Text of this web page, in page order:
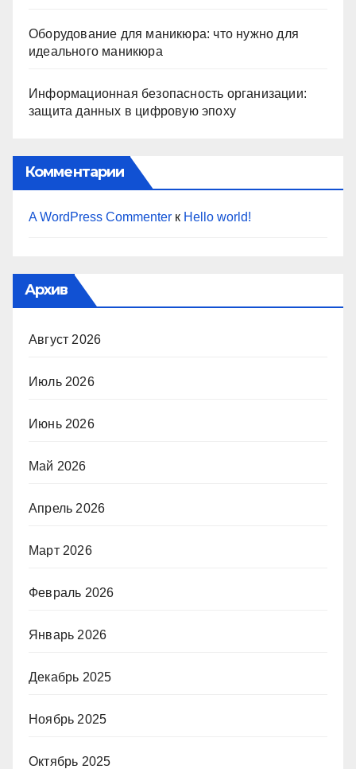
Оборудование для маникюра: что нужно для
идеального маникюра
Информационная безопасность организации:
защита данных в цифровую эпоху
Комментарии
A WordPress Commenter к Hello world!
Архив
Август 2026
Июль 2026
Июнь 2026
Май 2026
Апрель 2026
Март 2026
Февраль 2026
Январь 2026
Декабрь 2025
Ноябрь 2025
Октябрь 2025